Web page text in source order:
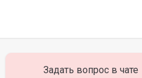
Задать вопрос в чате